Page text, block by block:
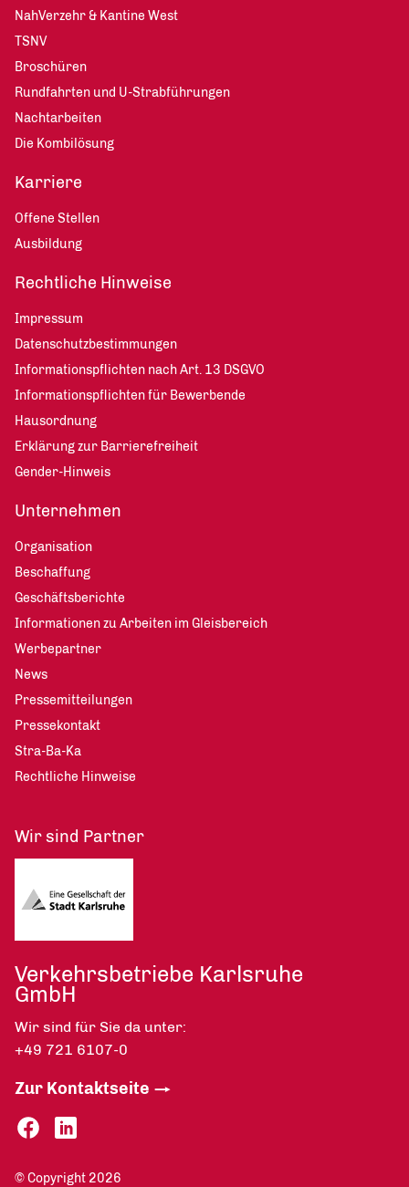
NahVerzehr & Kantine West
TSNV
Broschüren
Rundfahrten und U-Strabführungen
Nachtarbeiten
Die Kombilösung
Karriere
Offene Stellen
Ausbildung
Rechtliche Hinweise
Impressum
Datenschutzbestimmungen
Informationspflichten nach Art. 13 DSGVO
Informationspflichten für Bewerbende
Hausordnung
Erklärung zur Barrierefreiheit
Gender-Hinweis
Unternehmen
Organisation
Beschaffung
Geschäftsberichte
Informationen zu Arbeiten im Gleisbereich
Werbepartner
News
Pressemitteilungen
Pressekontakt
Stra-Ba-Ka
Rechtliche Hinweise
Wir sind Partner
Verkehrsbetriebe Karlsruhe
GmbH
Wir sind für Sie da unter:
+49 721 6107-0
Zur Kontaktseite
© Copyright 2026